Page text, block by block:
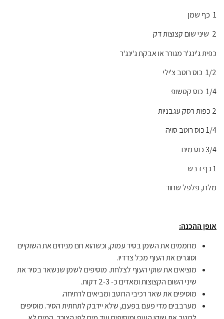
1 כף שמן
2 שיני שום קצוצות דק
כפית ג'ינג'ר מגורר או אבקת ג'ינג'ר
1/2 כוס רוטב צ'ילי
1/4 כוס קטשופ
2 כפות רסק עגבניות
1/4 כוס רוטב סויה
3/4 כוס מים
1 כף דבש
מלח, פלפל שחור
אופן ההכנה:
מחממים את השמן בסיר עמוק, וכשהוא חם מניחים את השוקיים
וסוגרים את העוף מכל צדדיו.
מוציאים את שוקי העוף לצלחת. מוסיפים לשמן שנשאר בסיר את
שיני השום הקצוצות ומאדים כ- 2-3 דקות.
מוסיפים את שאר רכיבי הרוטב ומביאים לרתיחה.
מערבבים מדי פעם בפעם, שלא יידבק לתחתית הסיר. מוסיפים